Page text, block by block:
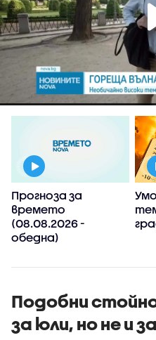
Прогноза за
времето
(08.08.2026 -
обедна)
Подобни
за юли, но не и